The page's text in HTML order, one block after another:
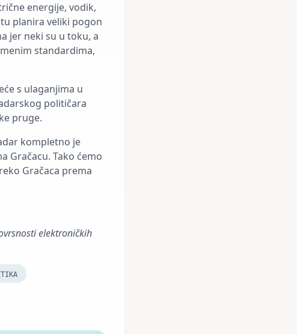
energije, vodik,
planira veliki pogon
jer neki su u toku, a
standardima,
s ulaganjima u
političara
pruge.
kompletno je
Gračacu. Tako ćemo
Gračaca prema
elektroničkih